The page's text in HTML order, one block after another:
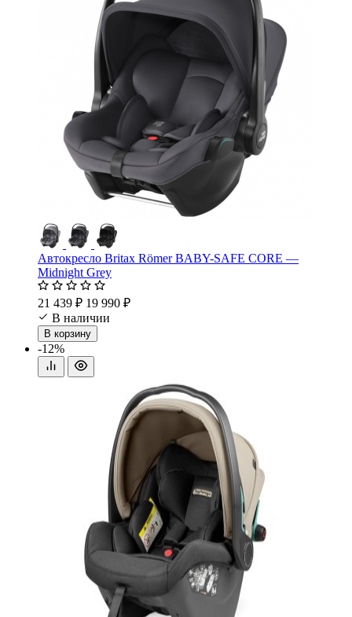
Автокресло Britax Römer BABY-SAFE CORE —
Midnight Grey
21 439 ₽ 19 990 ₽
В наличии
В корзину
-12%